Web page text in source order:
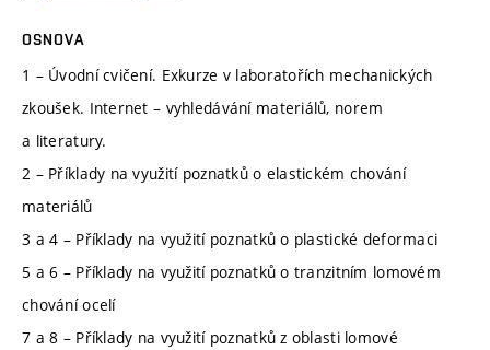
OSNOVA
1 – Úvodní cvičení. Exkurze v laboratořích mechanických
zkoušek. Internet – vyhledávání materiálů, norem
a literatury.
2 – Příklady na využití poznatků o elastickém chování
materiálů
3 a 4 – Příklady na využití poznatků o plastické deformaci
5 a 6 – Příklady na využití poznatků o tranzitním lomovém
chování ocelí
7 a 8 – Příklady na využití poznatků z oblasti lomové